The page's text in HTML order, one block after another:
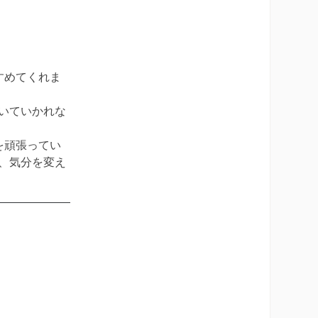
てくれま
ていかれな
頑張ってい
気分を変え